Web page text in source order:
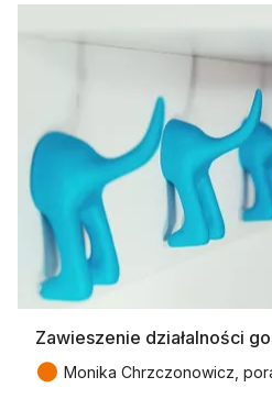
Zawieszenie działalności
● Monika Chrzczonowicz,